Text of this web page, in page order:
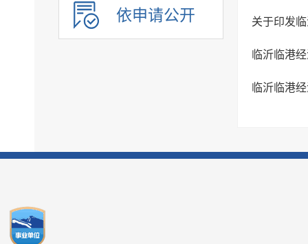
依申请公开 关于印发
临沂临港